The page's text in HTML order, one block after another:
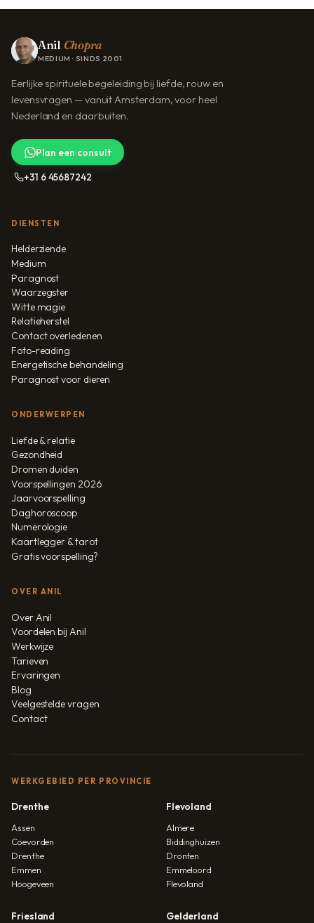
Anil Chopra
MEDIUM · SINDS 2001
Eerlijke spirituele begeleiding bij liefde, rouw en
levensvragen — vanuit Amsterdam, voor heel
Nederland en daarbuiten.
Plan een consult
+31 6 45687242
DIENSTEN
Helderziende
Medium
Paragnost
Waarzegster
Witte magie
Relatieherstel
Contact overledenen
Foto-reading
Energetische behandeling
Paragnost voor dieren
ONDERWERPEN
Liefde & relatie
Gezondheid
Dromen duiden
Voorspellingen 2026
Jaarvoorspelling
Daghoroscoop
Numerologie
Kaartlegger & tarot
Gratis voorspelling?
OVER ANIL
Over Anil
Voordelen bij Anil
Werkwijze
Tarieven
Ervaringen
Blog
Veelgestelde vragen
Contact
WERKGEBIED PER PROVINCIE
Drenthe
Assen
Coevorden
Drenthe
Emmen
Hoogeveen
Flevoland
Almere
Biddinghuizen
Dronten
Emmeloord
Flevoland
Friesland Gelderland